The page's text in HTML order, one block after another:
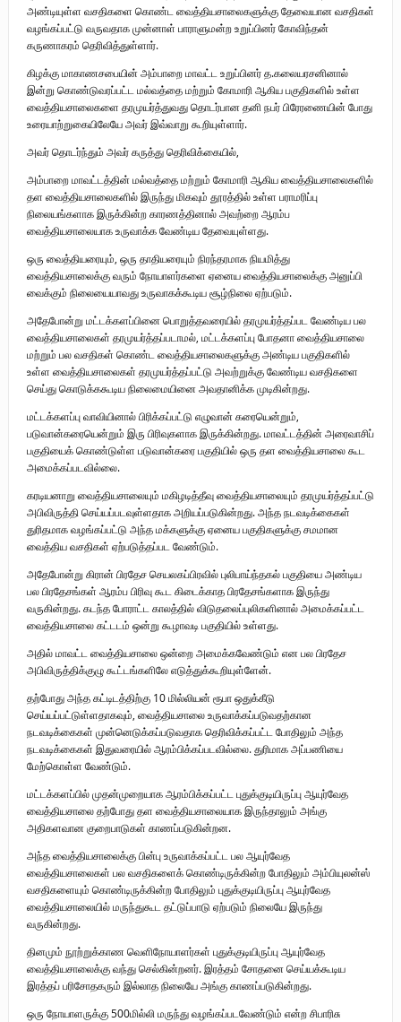
புலிகளின் குரல் பொறுப்பாளர் திரு. தமிழன்பன் (ஜவான்) அவர்களின் புகழ்
வணக்க நிகழ்வும் ‘விடுதலைச் சிற்பி’ நூல் மற்றும் ‘ஜவான் – திடம் குன்றா
தீக்குரல்’ இசைப்பேழை வெளியீடும்.
உரிமைப் போராட்டம் _
நாடாளுமன்ற உறுப்பினர் இராமநாதன் அர்ச்சுனா அவர்களுக்கு நிலவனின்
திறந்த மடல்!
அண்டியுள்ள வசதிகளை கொண்ட வைத்தியசாலைகளுக்கு தேவையான வசதிகள்
வழங்கப்பட்டு வருவதாக முன்னாள் பாராளுமன்ற உறுப்பினர் கோவிந்தன்
கருணாகரம் தெரிவித்துள்ளார்.
கிழக்கு மாகாணசபையின் அம்பாறை மாவட்ட உறுப்பினர் த.கலையரசனினால்
இன்று கொண்டுவரப்பட்ட மல்வத்தை மற்றும் கோமாரி ஆகிய பகுதிகளில் உள்ள
வைத்தியசாலைகளை தரமுயர்த்துவது தொடர்பான தனி நபர் பிரேரணையின் போது
உரையாற்றுகையிலேயே அவர் இவ்வாறு கூறியுள்ளார்.
அவர் தொடர்ந்தும் அவர் கருத்து தெரிவிக்கையில்,
அம்பாறை மாவட்டத்தின் மல்வத்தை மற்றும் கோமாரி ஆகிய வைத்தியசாலைகளில்
தள வைத்தியசாலைகளில் இருந்து மிகவும் தூரத்தில் உள்ள பராமரிப்பு
நிலையங்களாக இருக்கின்ற காரணத்தினால் அவற்றை ஆரம்ப
வைத்தியசாலையாக உருவாக்க வேண்டிய தேவையுள்ளது.
ஒரு வைத்தியரையும், ஒரு தாதியரையும் நிரந்தரமாக நியமித்து
வைத்தியசாலைக்கு வரும் நோயாளர்களை ஏனைய வைத்தியசாலைக்கு அனுப்பி
வைக்கும் நிலையையாவது உருவாகக்கூடிய சூழ்நிலை ஏற்படும்.
அதேபோன்று மட்டக்களப்பினை பொறுத்தவரையில் தரமுயர்த்தப்பட வேண்டிய பல
வைத்தியசாலைகள் தரமுயர்த்தப்படாமல், மட்டக்களப்பு போதனா வைத்தியசாலை
மற்றும் பல வசதிகள் கொண்ட வைத்தியசாலைகளுக்கு அண்டிய பகுதிகளில்
உள்ள வைத்தியசாலைகள் தரமுயர்த்தப்பட்டு அவற்றுக்கு வேண்டிய வசதிகளை
செய்து கொடுக்ககூடிய நிலைமையினை அவதானிக்க முடிகின்றது.
மட்டக்களப்பு வாவியினால் பிரிக்கப்பட்டு எழுவான் கரையென்றும்,
படுவான்கரையென்றும் இரு பிரிவுகளாக இருக்கின்றது. மாவட்டத்தின் அரைவாசிப்
பகுதியைக் கொண்டுள்ள படுவான்கரை பகுதியில் ஒரு தள வைத்தியசாலை கூட
அமைக்கப்படவில்லை.
கரடியனாறு வைத்தியசாலையும் மகிழடித்தீவு வைத்தியசாலையும் தரமுயர்த்தப்பட்டு
அபிவிருத்தி செய்யப்படவுள்ளதாக அறியப்படுகின்றது. அந்த நடவடிக்கைகள்
துரிதமாக வழங்கப்பட்டு அந்த மக்களுக்கு ஏனைய பகுதிகளுக்கு சமமான
வைத்திய வசதிகள் ஏற்படுத்தப்பட வேண்டும்.
அதேபோன்று கிரான் பிரதேச செயலகப்பிரவில் புலிபாய்ந்தகல் பகுதியை அண்டிய
பல பிரதேசங்கள் ஆரம்ப பிரிவு கூட கிடைக்காத பிரதேசங்களாக இருந்து
வருகின்றது. கடந்த போராட்ட காலத்தில் விடுதலைப்புலிகளினால் அமைக்கப்பட்ட
வைத்தியசாலை கட்டடம் ஒன்று கூழாவடி பகுதியில் உள்ளது.
அதில் மாவட்ட வைத்தியசாலை ஒன்றை அமைக்கவேண்டும் என பல பிரதேச
அபிவிருத்திக்குழு கூட்டங்களிலே எடுத்துக்கூறியுள்ளேன்.
தற்போது அந்த கட்டிடத்திற்கு 10 மில்லியன் ரூபா ஒதுக்கீடு
செய்யப்பட்டுள்ளதாகவும், வைத்தியசாலை உருவாக்கப்படுவதற்கான
நடவடிக்கைகள் முன்னெடுக்கப்படுவதாக தெரிவிக்கப்பட்ட போதிலும் அந்த
நடவடிக்கைகள் இதுவரையில் ஆரம்பிக்கப்படவில்லை. துரிமாக அப்பணியை
மேற்கொள்ள வேண்டும்.
மட்டக்களப்பில் முதன்முறையாக ஆரம்பிக்கப்பட்ட புதுக்குடியிருப்பு ஆயுர்வேத
வைத்தியசாலை தற்போது தள வைத்தியசாலையாக இருந்தாலும் அங்கு
அதிகளவான குறைபாடுகள் காணப்படுகின்றன.
அந்த வைத்தியசாலைக்கு பின்பு உருவாக்கப்பட்ட பல ஆயுர்வேத
வைத்தியசாலைகள் பல வசதிகளைக் கொண்டிருக்கின்ற போதிலும் அம்பியுலன்ஸ்
வசதிகளையும் கொண்டிருக்கின்ற போதிலும் புதுக்குடியிருப்பு ஆயுர்வேத
வைத்தியசாலையில் மருந்துகூட தட்டுப்பாடு ஏற்படும் நிலையே இருந்து
வருகின்றது.
தினமும் நூற்றுக்காண வெளிநோயாளர்கள் புதுக்குடியிருப்பு ஆயுர்வேத
வைத்தியசாலைக்கு வந்து செல்கின்றனர். இரத்தம் சோதனை செய்யக்கூடிய
இரத்தப் பரிசோதகரும் இல்லாத நிலையே அங்கு காணப்படுகின்றது.
ஒரு நோயாளருக்கு 500மில்லி மருந்து வழங்கப்படவேண்டும் என்ற சிபாரிசு